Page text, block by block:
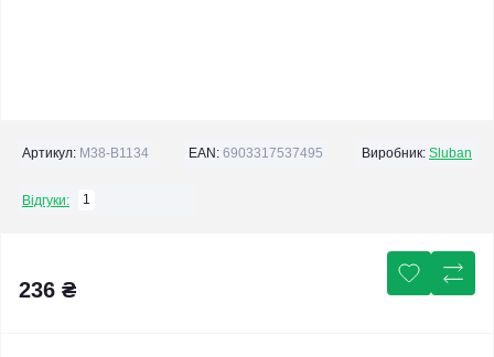
Артикул: M38-B1134 EAN:6903317537495 Виробник: Sluban
Відгуки: 1
236 ₴